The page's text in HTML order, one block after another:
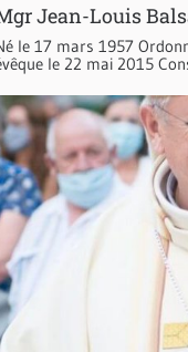
Jean-Louis
le 17 mars 1957
le 22 mai 2015